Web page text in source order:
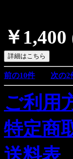
￥1,400
前の10件 次の2
ご利用
特定商